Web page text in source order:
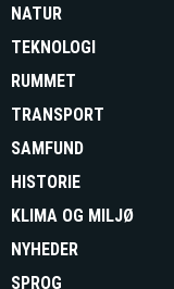
NATUR
TEKNOLOGI
RUMMET
TRANSPORT
SAMFUND
HISTORIE
KLIMA OG MILJØ
NYHEDER
SPROG